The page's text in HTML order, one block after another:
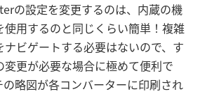
の設定を変更するのは、内蔵の機
使用するのと同じくらい簡単！複雑
ナビゲートする必要はないので、す
変更が必要な場合に極めて便利で
の略図が各コンバーターに印刷され